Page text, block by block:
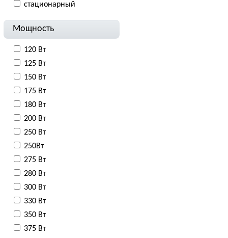
стационарный
Мощность
120 Вт
125 Вт
150 Вт
175 Вт
180 Вт
200 Вт
250 Вт
250Вт
275 Вт
280 Вт
300 Вт
330 Вт
350 Вт
375 Вт